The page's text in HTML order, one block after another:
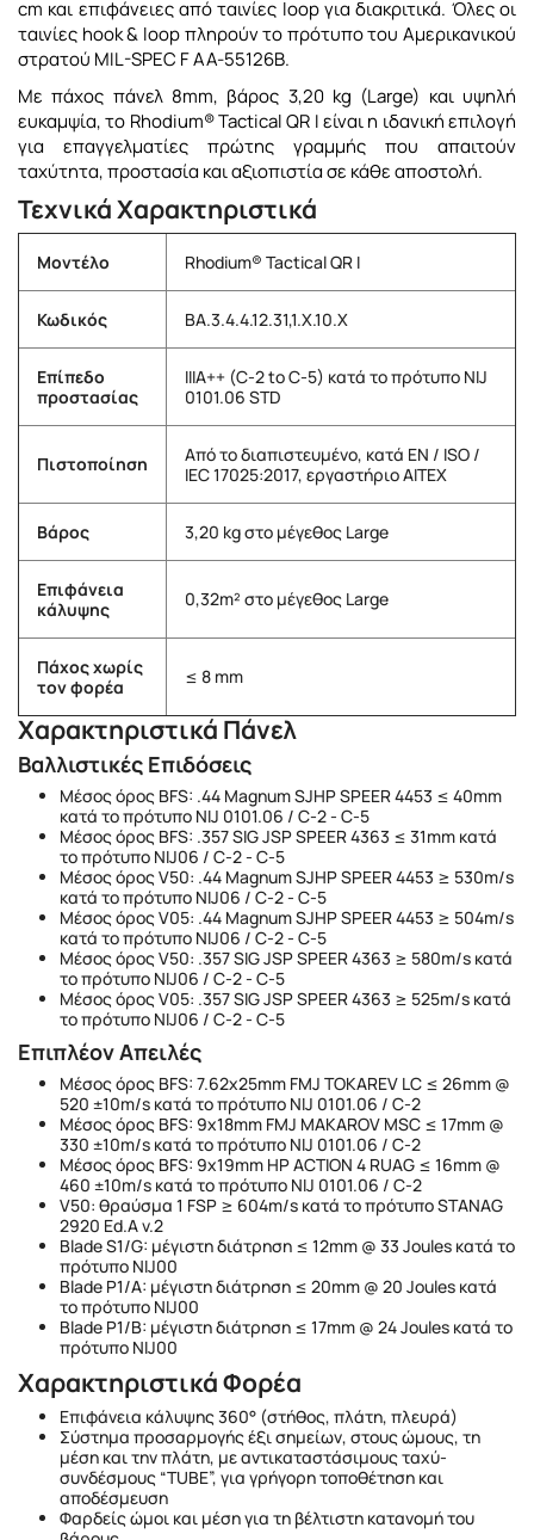
cm και επιφάνειες από ταινίες loop για διακριτικά. Όλες οι
ταινίες hook & loop πληρούν το πρότυπο του Αμερικανικού
στρατού MIL-SPEC F AA-55126B.
Με πάχος πάνελ 8mm, βάρος 3,20 kg (Large) και υψηλή
ευκαμψία, το Rhodium® Tactical QR I είναι η ιδανική επιλογή
για επαγγελματίες πρώτης γραμμής που απαιτούν
ταχύτητα, προστασία και αξιοπιστία σε κάθε αποστολή.
Τεχνικά Χαρακτηριστικά
Μοντέλο Rhodium® Tactical QR I
Κωδικός BA.3.4.4.12.31,1.X.10.X
Επίπεδο
προστασίας
IIIA++ (C-2 to C-5) κατά το πρότυπο NIJ
0101.06 STD
Πιστοποίηση
Από το διαπιστευμένο, κατά EN / ISO /
IEC 17025:2017, εργαστήριο AITEX
Βάρος 3,20 kg στο μέγεθος Large
Επιφάνεια
κάλυψης
0,32m² στο μέγεθος Large
Πάχος χωρίς
τον φορέα
≤ 8 mm
Χαρακτηριστικά Πάνελ
Βαλλιστικές Επιδόσεις
Μέσος όρος BFS: .44 Magnum SJHP SPEER 4453 ≤ 40mm
κατά το πρότυπο NIJ 0101.06 / C-2 - C-5
Μέσος όρος BFS: .357 SIG JSP SPEER 4363 ≤ 31mm κατά
το πρότυπο NIJ06 / C-2 - C-5
Μέσος όρος V50: .44 Magnum SJHP SPEER 4453 ≥ 530m/s
κατά το πρότυπο NIJ06 / C-2 - C-5
Μέσος όρος V05: .44 Magnum SJHP SPEER 4453 ≥ 504m/s
κατά το πρότυπο NIJ06 / C-2 - C-5
Μέσος όρος V50: .357 SIG JSP SPEER 4363 ≥ 580m/s κατά
το πρότυπο NIJ06 / C-2 - C-5
Μέσος όρος V05: .357 SIG JSP SPEER 4363 ≥ 525m/s κατά
το πρότυπο NIJ06 / C-2 - C-5
Επιπλέον Απειλές
Μέσος όρος BFS: 7.62x25mm FMJ TOKAREV LC ≤ 26mm @
520 ±10m/s κατά το πρότυπο NIJ 0101.06 / C-2
Μέσος όρος BFS: 9x18mm FMJ MAKAROV MSC ≤ 17mm @
330 ±10m/s κατά το πρότυπο NIJ 0101.06 / C-2
Μέσος όρος BFS: 9x19mm HP ACTION 4 RUAG ≤ 16mm @
460 ±10m/s κατά το πρότυπο NIJ 0101.06 / C-2
V50: θραύσμα 1 FSP ≥ 604m/s κατά το πρότυπο STANAG
2920 Ed.A v.2
Blade S1/G: μέγιστη διάτρηση ≤ 12mm @ 33 Joules κατά το
πρότυπο NIJ00
Blade P1/A: μέγιστη διάτρηση ≤ 20mm @ 20 Joules κατά
το πρότυπο NIJ00
Blade P1/B: μέγιστη διάτρηση ≤ 17mm @ 24 Joules κατά το
πρότυπο NIJ00
Χαρακτηριστικά Φορέα
Επιφάνεια κάλυψης 360° (στήθος, πλάτη, πλευρά)
Σύστημα προσαρμογής έξι σημείων, στους ώμους, τη
μέση και την πλάτη, με αντικαταστάσιμους ταχύ-
συνδέσμους “TUBE”, για γρήγορη τοποθέτηση και
αποδέσμευση
Φαρδείς ώμοι και μέση για τη βέλτιστη κατανομή του